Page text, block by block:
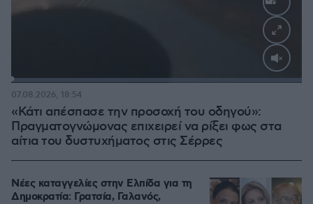
Loaded:
«Κάτι απέσπασε την προσοχή του οδηγού»:
Πραγματογνώμονας επιχειρεί να ρίξει φως στα
αίτια του δυστυχήματος στις Σέρρες
07.08.2026, 18:54
Νέες καταγγελίες στην Ελπίδα για τη
Δημοκρατία: Γρατσία, Γαλανός,